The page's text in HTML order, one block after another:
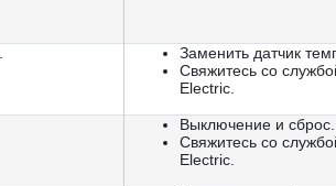
Заменить датчик
Свяжитесь со
Electric.
Выключение и сброс.
Свяжитесь со
Electric.